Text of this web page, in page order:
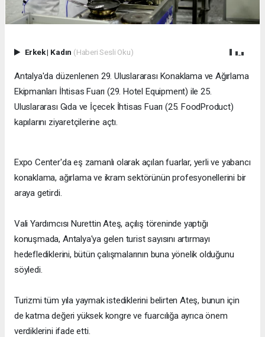
Erkek| Kadın (Haberi Sesli Oku)
​Antalya'da düzenlenen 29. Uluslararası Konaklama ve Ağırlama
Ekipmanları İhtisas Fuarı (29. Hotel Equipment) ile 25.
Uluslararası Gıda ve İçecek İhtisas Fuarı (25. FoodProduct)
kapılarını ziyaretçilerine açtı.
Expo Center'da eş zamanlı olarak açılan fuarlar, yerli ve yabancı
konaklama, ağırlama ve ikram sektörünün profesyonellerini bir
araya getirdi.
Vali Yardımcısı Nurettin Ateş, açılış töreninde yaptığı
konuşmada, Antalya'ya gelen turist sayısını artırmayı
hedeflediklerini, bütün çalışmalarının buna yönelik olduğunu
söyledi.
Turizmi tüm yıla yaymak istediklerini belirten Ateş, bunun için
de katma değeri yüksek kongre ve fuarcılığa ayrıca önem
verdiklerini ifade etti.